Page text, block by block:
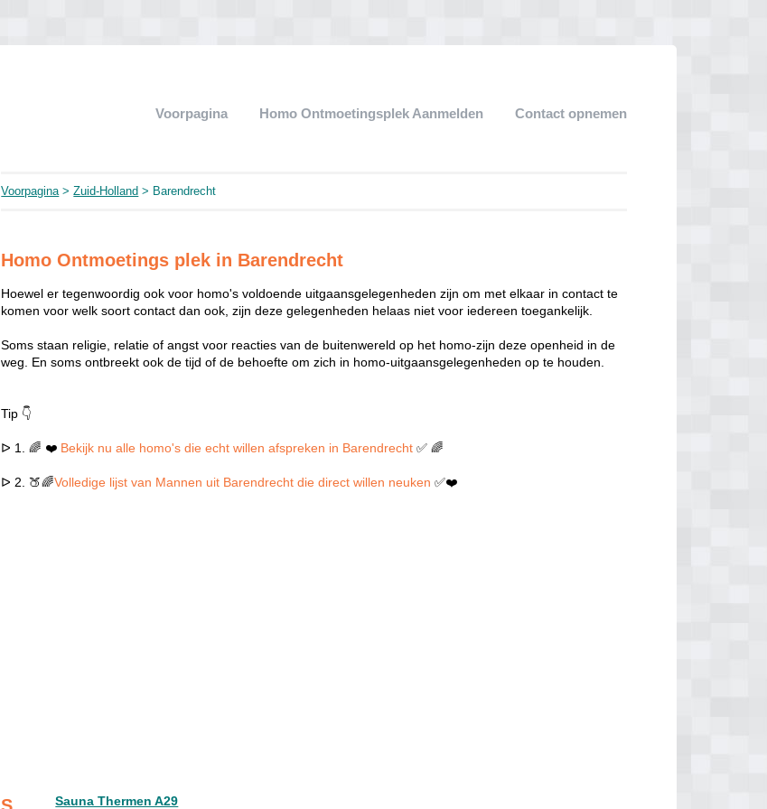
Voorpagina Homo Ontmoetingsplek Aanmelden Contact opnemen
Voorpagina>Zuid-Holland > Barendrecht
Homo Ontmoetings plek in Barendrecht
Hoewel er tegenwoordig ook voor homo's voldoende uitgaansgelegenheden zijn om met elkaar in contact te
komen voor welk soort contact dan ook, zijn deze gelegenheden helaas niet voor iedereen toegankelijk.
Soms staan religie, relatie of angst voor reacties van de buitenwereld op het homo-zijn deze openheid in de
weg. En soms ontbreekt ook de tijd of de behoefte om zich in homo-uitgaansgelegenheden op te houden.
Tip 👇
ᐅ 1. 🌈 ❤️ Bekijk nu alle homo's die echt willen afspreken in Barendrecht ✅ 🌈
ᐅ 2. 🍑🌈Volledige lijst van Mannen uit Barendrecht die direct willen neuken✅❤️
S Sauna Thermen A29